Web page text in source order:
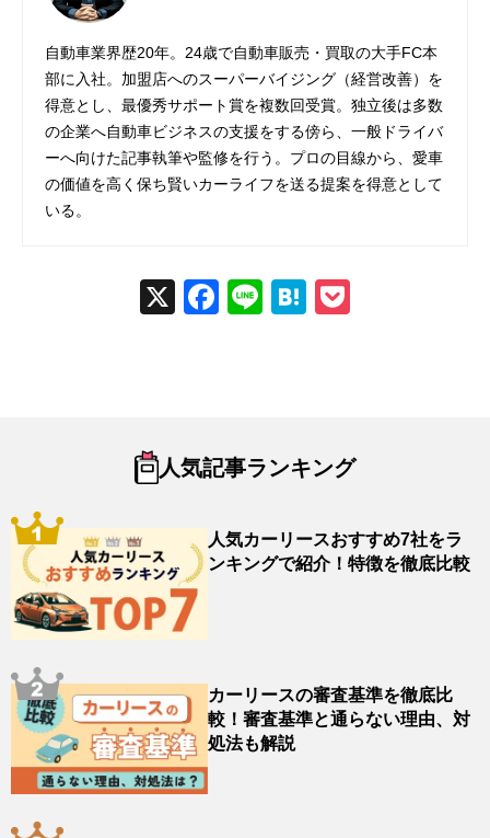
自動車業界歴20年。24歳で自動車販売・買取の大手FC本
部に入社。加盟店へのスーパーバイジング（経営改善）を
得意とし、最優秀サポート賞を複数回受賞。独立後は多数
の企業へ自動車ビジネスの支援をする傍ら、一般ドライバ
ーへ向けた記事執筆や監修を行う。プロの目線から、愛車
の価値を高く保ち賢いカーライフを送る提案を得意として
いる。
X
Fac
Line
Hat
人気記事ランキング
人気カーリースおすすめ7社をラ
ンキングで紹介！特徴を徹底比較
カーリースの審査基準を徹底比
較！審査基準と通らない理由、対
処法も解説